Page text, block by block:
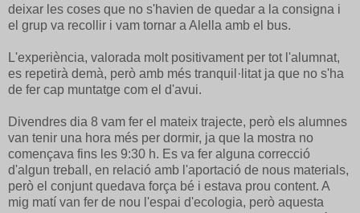
deixar les coses que no s'havien de quedar a la consigna i
el grup va recollir i vam tornar a Alella amb el bus.
L'experiència, valorada molt positivament per tot l'alumnat,
es repetirà demà, però amb més tranquil·litat ja que no s'ha
de fer cap muntatge com el d'avui.
Divendres dia 8 vam fer el mateix trajecte, però els alumnes
van tenir una hora més per dormir, ja que la mostra no
començava fins les 9:30 h. Es va fer alguna correcció
d'algun treball, en relació amb l'aportació de nous materials,
però el conjunt quedava força bé i estava prou content. A
mig matí van fer de nou l'espai d'ecologia, però aquesta